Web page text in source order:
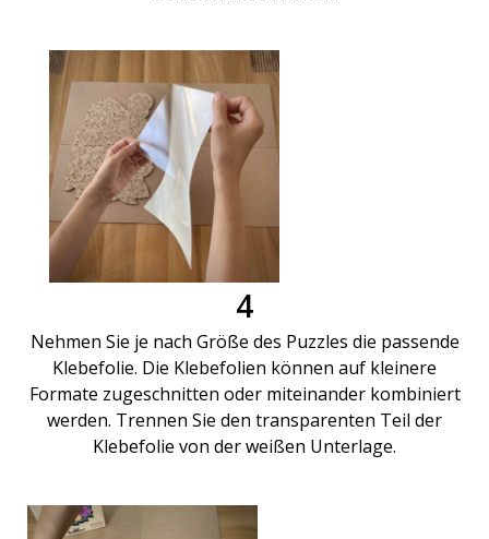
4
Nehmen Sie je nach Größe des Puzzles die passende
Klebefolie. Die Klebefolien können auf kleinere
Formate zugeschnitten oder miteinander kombiniert
werden. Trennen Sie den transparenten Teil der
Klebefolie von der weißen Unterlage.